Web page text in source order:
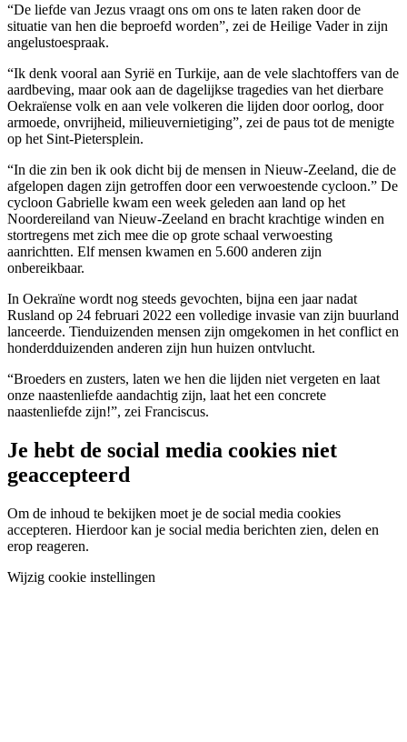
“De liefde van Jezus vraagt ons om ons te laten raken door de
situatie van hen die beproefd worden”, zei de Heilige Vader in zijn
angelustoespraak.
“Ik denk vooral aan Syrië en Turkije, aan de vele slachtoffers van de
aardbeving, maar ook aan de dagelijkse tragedies van het dierbare
Oekraïense volk en aan vele volkeren die lijden door oorlog, door
armoede, onvrijheid, milieuvernietiging”, zei de paus tot de menigte
op het Sint-Pietersplein.
“In die zin ben ik ook dicht bij de mensen in Nieuw-Zeeland, die de
afgelopen dagen zijn getroffen door een verwoestende cycloon.” De
cycloon Gabrielle kwam een week geleden aan land op het
Noordereiland van Nieuw-Zeeland en bracht krachtige winden en
stortregens met zich mee die op grote schaal verwoesting
aanrichtten. Elf mensen kwamen en 5.600 anderen zijn
onbereikbaar.
In Oekraïne wordt nog steeds gevochten, bijna een jaar nadat
Rusland op 24 februari 2022 een volledige invasie van zijn buurland
lanceerde. Tienduizenden mensen zijn omgekomen in het conflict en
honderdduizenden anderen zijn hun huizen ontvlucht.
“Broeders en zusters, laten we hen die lijden niet vergeten en laat
onze naastenliefde aandachtig zijn, laat het een concrete
naastenliefde zijn!”, zei Franciscus.
Je hebt de social media cookies niet
geaccepteerd
Om de inhoud te bekijken moet je de social media cookies
accepteren. Hierdoor kan je social media berichten zien, delen en
erop reageren.
Wijzig cookie instellingen